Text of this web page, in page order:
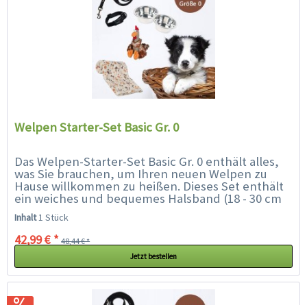
Welpen Starter-Set Basic Gr. 0
Das Welpen-Starter-Set Basic Gr. 0 enthält alles,
was Sie brauchen, um Ihren neuen Welpen zu
Hause willkommen zu heißen. Dieses Set enthält
ein weiches und bequemes Halsband (18 - 30 cm
geeignet für Rassen wie...
Inhalt1 Stück
42,99 € * 48,44 € *
Jetzt bestellen